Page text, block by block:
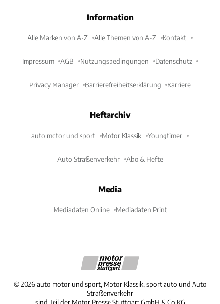
Information
Alle Marken von A-Z Alle Themen von A-Z Kontakt
Impressum AGB Nutzungsbedingungen Datenschutz
Privacy Manager Barrierefreiheitserklärung Karriere
Heftarchiv
auto motor und sport Motor Klassik Youngtimer
Auto Straßenverkehr Abo & Hefte
Media
Mediadaten Online Mediadaten Print
©2026 auto motor und sport, Motor Klassik, sport auto und Auto
Straßenverkehr
sind Teil der Motor Presse Stuttgart GmbH & Co.KG